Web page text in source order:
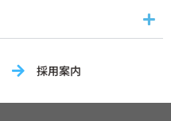
採用案内